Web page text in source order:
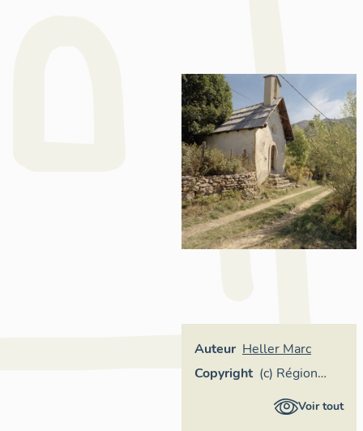
Auteur Heller Marc
Copyright (c) Région
Provence-Voir tout